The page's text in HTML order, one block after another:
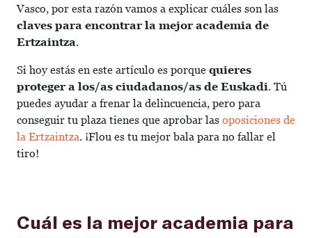
Vasco, por esta razón vamos a explicar cuáles son las
claves para encontrar la mejor academia de
Ertzaintza.
Si hoy estás en este artículo es porque quieres
proteger a los/as ciudadanos/as de Euskadi. Tú
puedes ayudar a frenar la delincuencia, pero para
conseguir tu plaza tienes que aprobar las oposiciones de
la Ertzaintza. ¡Flou es tu mejor bala para no fallar el
tiro!
Cuál es la mejor academia para